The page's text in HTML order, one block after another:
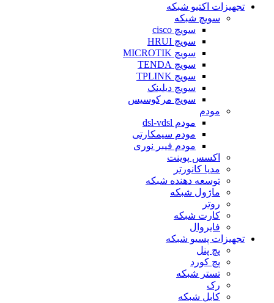
تجهیزات اکتیو شبکه
سویچ شبکه
سویچ cisco
سویچ HRUI
سویچ MICROTIK
سویچ TENDA
سویچ TPLINK
سویچ دیلینک
سویچ مرکوسیس
مودم
مودم dsl-vdsl
مودم سیمکارتی
مودم فیبر نوری
اکسس پوینت
مدیا کانورتر
توسعه دهنده شبکه
ماژول شبکه
روتر
کارت شبکه
فایروال
تجهیزات پسیو شبکه
پچ پنل
پچ کورد
تستر شبکه
رک
کابل شبکه